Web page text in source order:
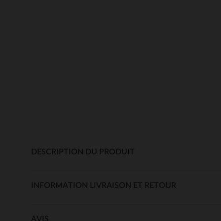
DESCRIPTION DU PRODUIT
INFORMATION LIVRAISON ET RETOUR
AVIS